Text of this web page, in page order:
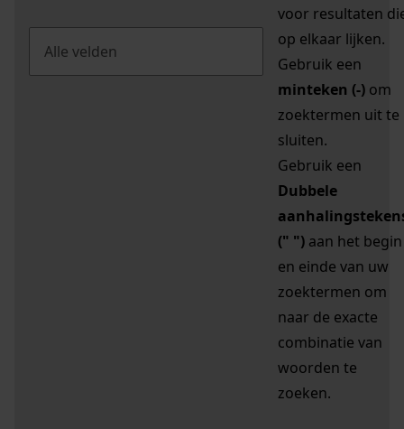
voor resultaten
op elkaar lijken.
Gebruik een
minteken (-) om
zoektermen uit te
sluiten.
Gebruik een
Dubbele
(" ") aan het begin
en einde van uw
zoektermen om
naar de exacte
combinatie van
woorden te
zoeken.